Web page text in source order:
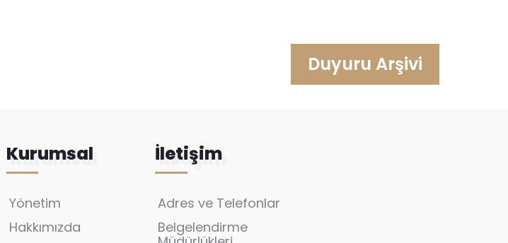
Duyuru Arşivi
Kurumsal
Yönetim
Hakkımızda
İletişim
Adres ve Telefonlar
Belgelendirme